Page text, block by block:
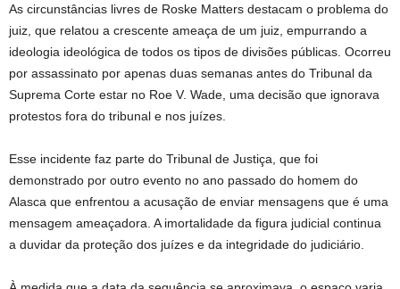
As circunstâncias livres de Roske Matters destacam o problema do
juiz, que relatou a crescente ameaça de um juiz, empurrando a
ideologia ideológica de todos os tipos de divisões públicas. Ocorreu
por assassinato por apenas duas semanas antes do Tribunal da
Suprema Corte estar no Roe V. Wade, uma decisão que ignorava
protestos fora do tribunal e nos juízes.
Esse incidente faz parte do Tribunal de Justiça, que foi
demonstrado por outro evento no ano passado do homem do
Alasca que enfrentou a acusação de enviar mensagens que é uma
mensagem ameaçadora. A imortalidade da figura judicial continua
a duvidar da proteção dos juízes e da integridade do judiciário.